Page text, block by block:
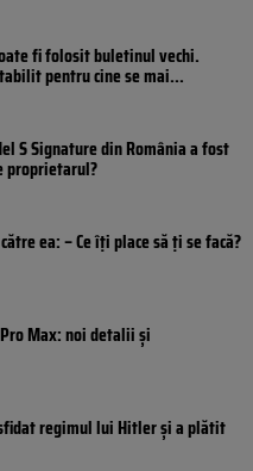
fi folosit buletinul vechi.
pentru cine se mai...
S Signature din România a fost
proprietarul?
către ea: – Ce îți place să ți se facă?
Max: noi detalii și
regimul lui Hitler și a plătit